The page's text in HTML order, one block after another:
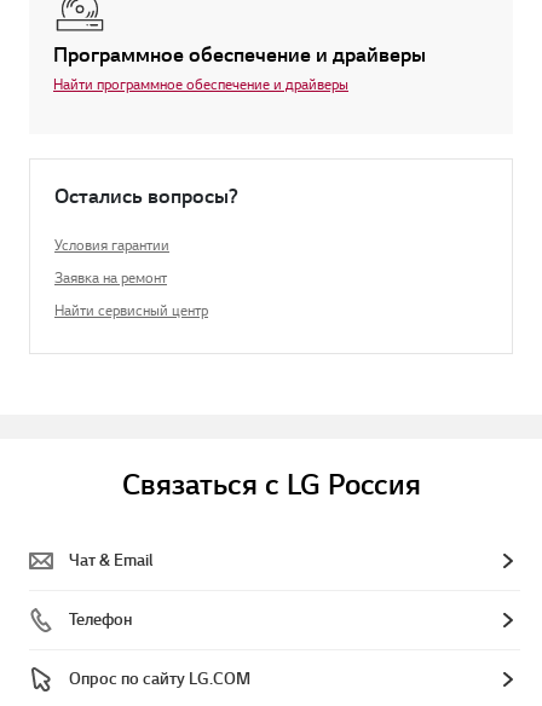
Программное обеспечение и драйверы
Найти программное обеспечение и драйверы
Остались вопросы?
Условия гарантии
Заявка на ремонт
Найти сервисный центр
Связаться с LG Россия
Чат & Email
Телефон
Опрос по сайту LG.COM